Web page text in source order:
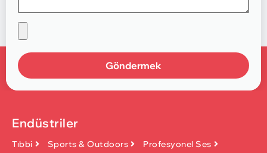
Göndermek
Endüstriler
Tıbbi Sports & Outdoors Profesyonel Ses